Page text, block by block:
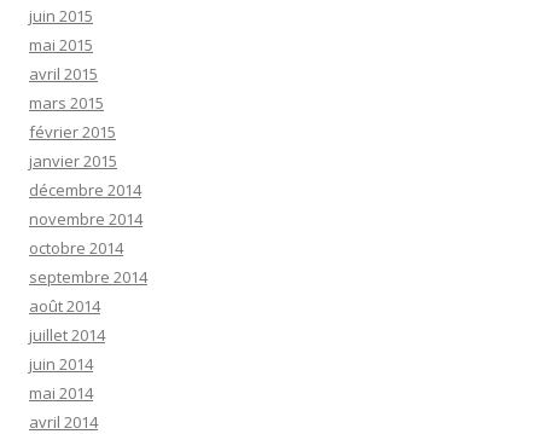
juin 2015
mai 2015
avril 2015
mars 2015
février 2015
janvier 2015
décembre 2014
novembre 2014
octobre 2014
septembre 2014
août 2014
juillet 2014
juin 2014
mai 2014
avril 2014